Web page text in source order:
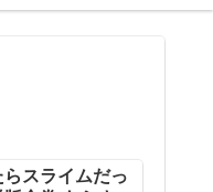
らスライムだっ